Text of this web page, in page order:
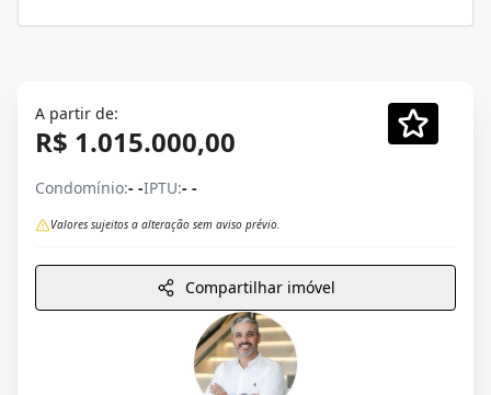
A partir de:
R$ 1.015.000,00
Condomínio:- -IPTU:- -
Valores sujeitos a alteração sem aviso prévio.
Compartilhar imóvel